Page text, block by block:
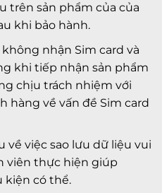
trên sản phẩm của của
khi bảo hành.
nhận Sim card và
khi tiếp nhận sản phẩm
chịu trách nhiệm với
hàng về vấn đề Sim card
về việc sao lưu dữ liệu vui
viên thực hiện giúp
kiện có thể.